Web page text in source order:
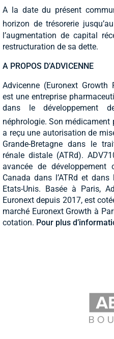
A la date du présent
horizon de trésorerie
l’augmentation de capital
restructuration de sa dette.
A PROPOS D’ADVICENNE
Advicenne (Euronext Growth
est une entreprise
dans le développement
néphrologie. Son médicament
a reçu une autorisation de
Grande-Bretagne dans le
rénale distale (ATRd).
avancée de
Canada dans l’ATRd et
Etats-Unis. Basée à Paris,
Euronext depuis 2017, est
marché Euronext Growth à
cotation. Pour plus